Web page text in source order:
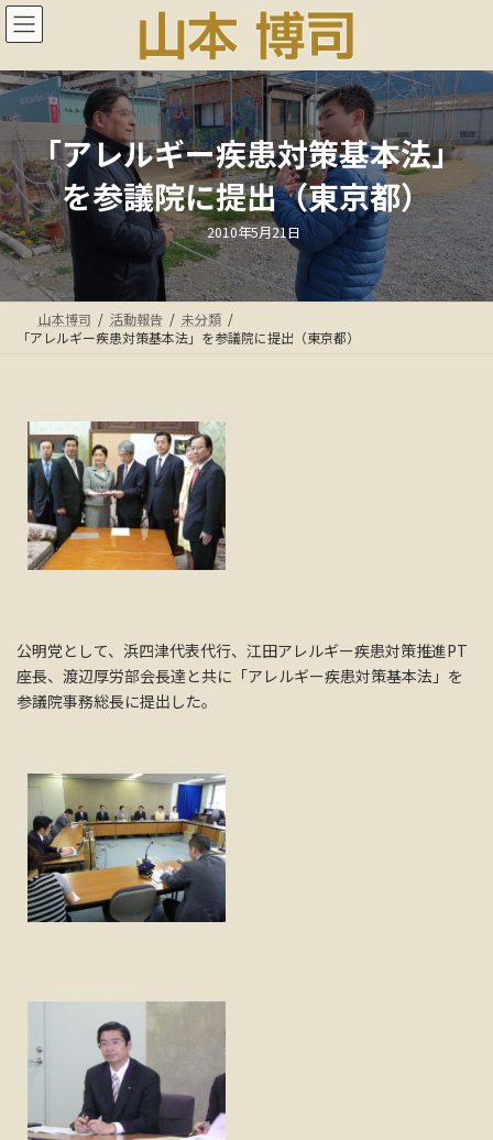
コ
ン
ン
ツ
へ
ス
キ
ッ
プ
ナ
ビ
ー
シ
ョ
ン
に
移
動
「アレルギー疾患対策基本法」
を参議院に提出（東京都）
最
終
更
新
日
時
:
2010年5月21日
山本博司 活動報告
未分類
「アレルギー疾患対策基本法」を参議院に提出（東京都）
公明党として、浜四津代表代行、江田アレルギー疾患対策推進PT
座長、渡辺厚労部会長達と共に「アレルギー疾患対策基本法」を
参議院事務総長に提出した。